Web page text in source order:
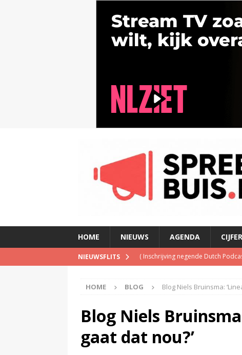
HOME NIEUWS AGENDA
NIEUWSFLITS ( Inschrijving negende Dutch
(Schrijf je nu in voor de
( TalkRadio lanceert meest
(Televisie wint snel terrein als
HOME BLOG Blog Niels Bruinsma:
Blog Niels
gaat dat nou?’